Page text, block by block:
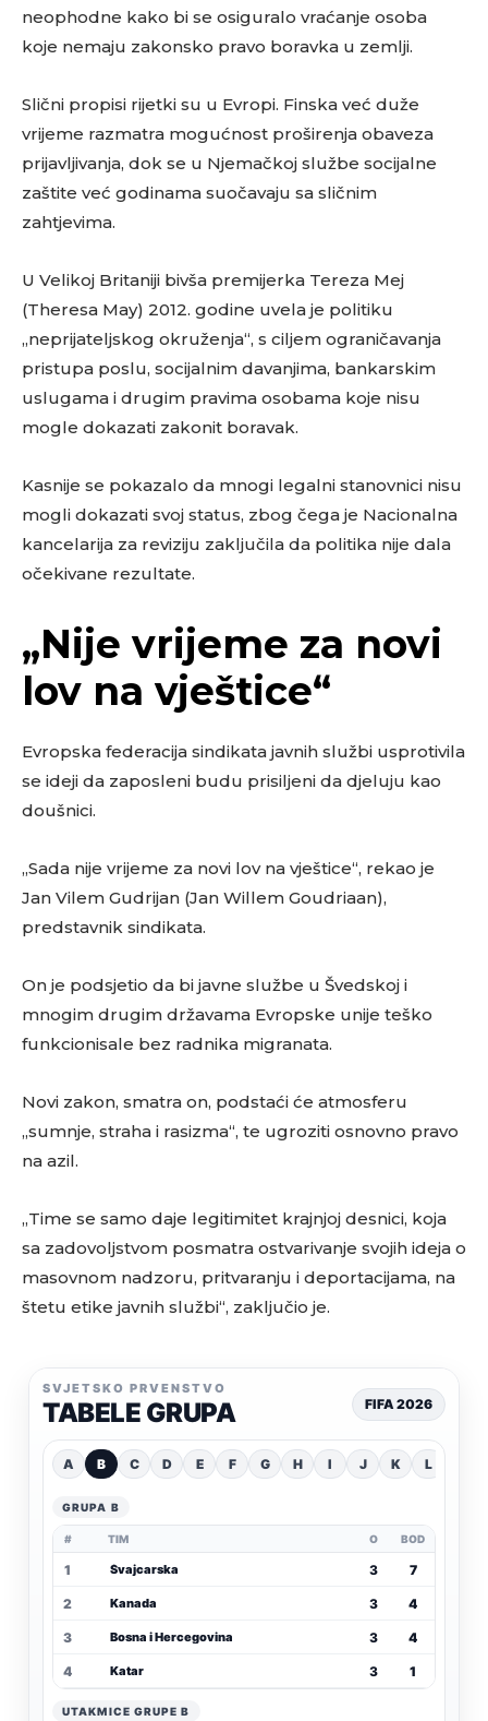
neophodne kako bi se osiguralo vraćanje osoba
koje nemaju zakonsko pravo boravka u zemlji.
Slični propisi rijetki su u Evropi. Finska već duže
vrijeme razmatra mogućnost proširenja obaveza
prijavljivanja, dok se u Njemačkoj službe socijalne
zaštite već godinama suočavaju sa sličnim
zahtjevima.
U Velikoj Britaniji bivša premijerka Tereza Mej
(Theresa May) 2012. godine uvela je politiku
„neprijateljskog okruženja“, s ciljem ograničavanja
pristupa poslu, socijalnim davanjima, bankarskim
uslugama i drugim pravima osobama koje nisu
mogle dokazati zakonit boravak.
Kasnije se pokazalo da mnogi legalni stanovnici nisu
mogli dokazati svoj status, zbog čega je Nacionalna
kancelarija za reviziju zaključila da politika nije dala
očekivane rezultate.
„Nije vrijeme za novi
lov na vještice“
Evropska federacija sindikata javnih službi usprotivila
se ideji da zaposleni budu prisiljeni da djeluju kao
doušnici.
„Sada nije vrijeme za novi lov na vještice“, rekao je
Jan Vilem Gudrijan (Jan Willem Goudriaan),
predstavnik sindikata.
On je podsjetio da bi javne službe u Švedskoj i
mnogim drugim državama Evropske unije teško
funkcionisale bez radnika migranata.
Novi zakon, smatra on, podstaći će atmosferu
„sumnje, straha i rasizma“, te ugroziti osnovno pravo
na azil.
„Time se samo daje legitimitet krajnjoj desnici, koja
sa zadovoljstvom posmatra ostvarivanje svojih ideja o
masovnom nadzoru, pritvaranju i deportacijama, na
štetu etike javnih službi“, zaključio je.
SVJETSKO PRVENSTVO
TABELE GRUPA FIFA 2026
A B C D E F G H I J K L
GRUPA B
# TIM O BOD
1 Švajcarska 3 7
2 Kanada 3 4
3 Bosna i Hercegovina 3 4
4 Katar 3 1
UTAKMICE GRUPE B